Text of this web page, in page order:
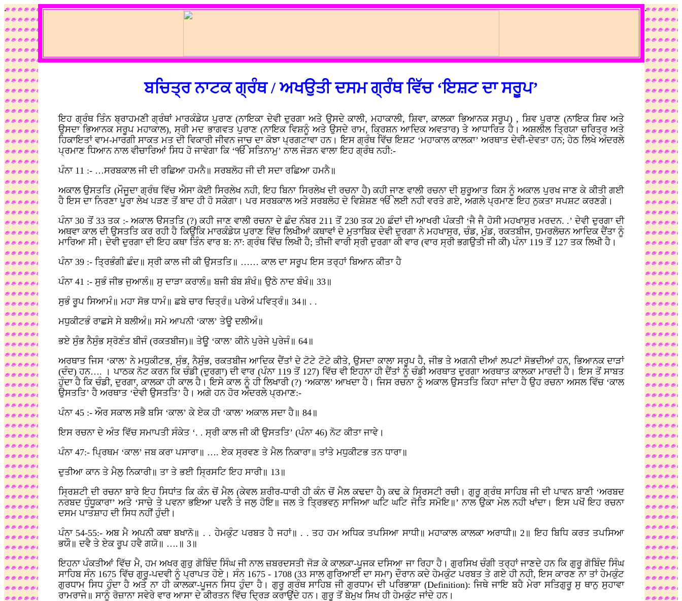
.
ਬਚਿਤ੍ਰ ਨਾਟਕ ਗ੍ਰੰਥ / ਅਖਉਤੀ ਦਸਮ ਗ੍ਰੰਥ ਵਿੱਚ ‘ਇਸ਼ਟ ਦਾ ਸਰੂਪ’
ਇਹ ਗ੍ਰੰਥ ਤਿੰਨ ਬ੍ਰਾਹਮਣੀ ਗ੍ਰੰਥਾਂ ਮਾਰਕੰਡੇਯ ਪੁਰਾਣ (ਨਾਇਕਾ ਦੇਵੀ ਦੁਰਗਾ ਅਤੇ ਉਸਦੇ ਕਾਲੀ, ਮਹਾਕਾਲੀ, ਸ਼ਿਵਾ, ਕਾਲਕਾ ਭਿਆਨਕ ਸਰੂਪ) , ਸ਼ਿਵ ਪੁਰਾਣ (ਨਾਇਕ ਸ਼ਿਵ ਅਤੇ
ਉਸਦਾ ਭਿਆਨਕ ਸਰੂਪ ਮਹਾਕਾਲ), ਸ੍ਰੀ ਮਦ ਭਾਗਵਤ ਪੁਰਾਣ (ਨਾਇਕ ਵਿਸ਼ਨੂੰ ਅਤੇ ਉਸਦੇ ਰਾਮ, ਕ੍ਰਿਸ਼ਨ ਆਦਿਕ ਅਵਤਾਰ) ਤੇ ਆਧਾਰਿਤ ਹੈ। ਅਸ਼ਲੀਲ ਤ੍ਰਿਯਾ ਚਰਿਤ੍ਰ ਅਤੇ
ਹਿਕਾਇਤਾਂ ਵਾਮ-ਮਾਰਗੀ ਸਾਕਤ ਮਤ ਦੀ ਵਿਕਾਰੀ ਜੀਵਨ ਜਾਚ ਦਾ ਕੋਝਾ ਪ੍ਰਗਟਾਵਾ ਹਨ। ਇਸ ਗ੍ਰੰਥ ਵਿੱਚ ਇਸ਼ਟ ‘ਮਹਾਕਾਲ ਕਾਲਕਾ’ ਅਰਥਾਤ ਦੇਵੀ-ਦੇਵਤਾ ਹਨ; ਹੇਠ ਲਿਖੇ ਅੰਦਰਲੇ
ਪ੍ਰਮਾਣ ਧਿਆਨ ਨਾਲ ਵੀਚਾਰਿਆਂ ਸਿਧ ਹੋ ਜਾਵੇਗਾ ਕਿ ‘ੴ ਸਤਿਨਾਮੁ’ ਨਾਲ ਜੋੜਨ ਵਾਲਾ ਇਹ ਗ੍ਰੰਥ ਨਹੀ:-
ਪੰਨਾ 11 :- …ਸਰਬਕਾਲ ਜੀ ਦੀ ਰਛਿਆ ਹਮਨੈ॥ ਸਰਬਲੋਹ ਜੀ ਦੀ ਸਦਾ ਰਛਿਆ ਹਮਨੈ॥
ਅਕਾਲ ਉਸਤਤਿ (ਮੌਜੂਦਾ ਗ੍ਰੰਥ ਵਿੱਚ ਐਸਾ ਕੋਈ ਸਿਰਲੇਖ ਨਹੀ, ਇਹ ਬਿਨਾ ਸਿਰਲੇਖ ਦੀ ਰਚਨਾ ਹੈ) ਕਹੀ ਜਾਣ ਵਾਲੀ ਰਚਨਾ ਦੀ ਸ਼ੁਰੂਆਤ ਕਿਸ ਨੂੰ ਅਕਾਲ ਪੁਰਖ ਜਾਣ ਕੇ ਕੀਤੀ ਗਈ
ਹੈ ਇਸ ਦਾ ਨਿਰਣਾ ਪੂਰਾ ਲੇਖ ਪੜਣ ਤੋਂ ਬਾਦ ਹੀ ਹੋ ਸਕੇਗਾ। ਪਰ ਸਰਬਕਾਲ ਅਤੇ ਸਰਬਲੋਹ ਦੇ ਵਿਸ਼ੇਸ਼ਣ ੴ ਲਈ ਨਹੀ ਵਰਤੇ ਗਏ, ਅਗਲੇ ਪ੍ਰਮਾਣ ਇਹ ਨੁਕਤਾ ਸਪਸ਼ਟ ਕਰਣਗੇ।
ਪੰਨਾ 30 ਤੋਂ 33 ਤਕ :- ਅਕਾਲ ੳਸਤਤਿ (?) ਕਹੀ ਜਾਣ ਵਾਲੀ ਰਚਨਾ ਦੇ ਛੰਦ ਨੰਬਰ 211 ਤੋਂ 230 ਤਕ 20 ਛੰਦਾਂ ਦੀ ਆਖਰੀ ਪੰਕਤੀ ‘ਜੈ ਜੈ ਹੋਸੀ ਮਹਖਾਸੁਰ ਮਰਦਨ. .’ ਦੇਵੀ ਦੁਰਗਾ ਦੀ
ਅਥਵਾ ਕਾਲ ਦੀ ਉਸਤਤਿ ਕਰ ਰਹੀ ਹੈ ਕਿਉਂਕਿ ਮਾਰਕੰਡੇਯ ਪੁਰਾਣ ਵਿੱਚ ਲਿਖੀਆਂ ਕਥਾਵਾਂ ਦੇ ਮੁਤਾਬਿਕ ਦੇਵੀ ਦੁਰਗਾ ਨੇ ਮਹਖਾਸੁਰ, ਚੰਡ, ਮੁੰਡ, ਰਕਤਬੀਜ, ਧੁਮਰਲੋਚਨ ਆਦਿਕ ਦੈਂਤਾ ਨੂੰ
ਮਾਰਿਆ ਸੀ। ਦੇਵੀ ਦੁਰਗਾ ਦੀ ਇਹ ਕਥਾ ਤਿੰਨ ਵਾਰ ਬ: ਨਾ: ਗ੍ਰੰਥ ਵਿੱਚ ਲਿਖੀ ਹੈ; ਤੀਜੀ ਵਾਰੀ ਸ੍ਰੀ ਦੁਰਗਾ ਕੀ ਵਾਰ (ਵਾਰ ਸ੍ਰੀ ਭਗਉਤੀ ਜੀ ਕੀ) ਪੰਨਾ 119 ਤੋਂ 127 ਤਕ ਲਿਖੀ ਹੈ।
ਪੰਨਾ 39 :- ਤ੍ਰਿਭੰਗੀ ਛੰਦ॥ ਸ੍ਰੀ ਕਾਲ ਜੀ ਕੀ ਉਸਤਤਿ॥ …… ਕਾਲ ਦਾ ਸਰੂਪ ਇਸ ਤਰ੍ਹਾਂ ਬਿਆਨ ਕੀਤਾ ਹੈ
ਪੰਨਾ 41 :- ਸੁਭੰ ਜੀਭ ਜੁਆਲੰ॥ ਸੁ ਦਾੜਾ ਕਰਾਲੰ॥ ਬਜੀ ਬੰਬ ਸ਼ੰਖੰ॥ ਉਠੇ ਨਾਦ ਬੰਖੰ॥ 33॥
ਸੁਭੰ ਰੂਪ ਸਿਆਮੰ॥ ਮਹਾ ਸੋਭ ਧਾਮੰ॥ ਛਬੇ ਚਾਰ ਚਿਤ੍ਰੰ॥ ਪਰੇਅੰ ਪਵਿਤ੍ਰੰ॥ 34॥ . .
ਮਧੁਕੀਟਭੰ ਰਾਛਸੇ ਸੇ ਬਲੀਅੰ॥ ਸਮੇ ਆਪਨੀ ‘ਕਾਲ’ ਤੇਊ ਦਲੀਅੰ॥
ਭਏ ਸੁੰਭ ਨੈਸੁੰਭ ਸ੍ਰੋਣੰਤ ਬੀਜੰ (ਰਕਤਬੀਜ)॥ ਤੇਊ ‘ਕਾਲ’ ਕੀਨੇ ਪੁਰੇਜੇ ਪੁਰੇਜੰ॥ 64॥
ਅਰਥਾਤ ਜਿਸ ‘ਕਾਲ’ ਨੇ ਮਧੁਕੀਟਭ, ਸੁੰਭ, ਨੈਸੁੰਭ, ਰਕਤਬੀਜ ਆਦਿਕ ਦੈਂਤਾਂ ਦੇ ਟੋਟੇ ਟੋਟੇ ਕੀਤੇ, ਉਸਦਾ ਕਾਲਾ ਸਰੂਪ ਹੈ, ਜੀਭ ਤੇ ਅਗਨੀ ਦੀਆਂ ਲਪਟਾਂ ਸੋਭਦੀਆਂ ਹਨ, ਭਿਆਨਕ ਦਾੜਾਂ
(ਦੰਦ) ਹਨ…. । ਪਾਠਕ ਨੋਟ ਕਰਨ ਕਿ ਚੰਡੀ (ਦੁਰਗਾ) ਦੀ ਵਾਰ (ਪੰਨਾ 119 ਤੋਂ 127) ਵਿੱਚ ਵੀ ਇਹਨਾ ਹੀ ਦੈਂਤਾਂ ਨੂੰ ਚੰਡੀ ਅਰਥਾਤ ਦੁਰਗਾ ਅਰਥਾਤ ਕਾਲਕਾ ਮਾਰਦੀ ਹੈ। ਇਸ ਤੋਂ ਸਾਬਤ
ਹੁੰਦਾ ਹੈ ਕਿ ਚੰਡੀ, ਦੁਰਗਾ, ਕਾਲਕਾ ਹੀ ਕਾਲ ਹੈ। ਇਸੇ ਕਾਲ ਨੂੰ ਹੀ ਲਿਖਾਰੀ (?) ‘ਅਕਾਲ’ ਆਖਦਾ ਹੈ। ਜਿਸ ਰਚਨਾ ਨੂੰ ਅਕਾਲ ਉਸਤਤਿ ਕਿਹਾ ਜਾਂਦਾ ਹੈ ਉਹ ਰਚਨਾ ਅਸਲ ਵਿੱਚ ‘ਕਾਲ
ਉਸਤਤਿ’ ਹੈ ਅਰਥਾਤ ‘ਦੇਵੀ ਉਸਤਤਿ’ ਹੈ। ਅਗੇ ਹਨ ਹੋਰ ਅੰਦਰਲੇ ਪ੍ਰਮਾਣ:-
ਪੰਨਾ 45 :- ਔਰ ਸਕਾਲ ਸਭੈ ਬਸਿ ‘ਕਾਲ’ ਕੇ ਏਕ ਹੀ ‘ਕਾਲ’ ਅਕਾਲ ਸਦਾ ਹੈ॥ 84॥
ਇਸ ਰਚਨਾ ਦੇ ਅੰਤ ਵਿੱਚ ਸਮਾਪਤੀ ਸੰਕੇਤ ‘. . ਸ੍ਰੀ ਕਾਲ ਜੀ ਕੀ ਉਸਤਤਿ’ (ਪੰਨਾ 46) ਨੋਟ ਕੀਤਾ ਜਾਵੇ।
ਪੰਨਾ 47:- ਪ੍ਰਿਥਮ ‘ਕਾਲ’ ਜਬ ਕਰਾ ਪਸਾਰਾ॥ …. ਏਕ ਸ੍ਰਵਣ ਤੇ ਮੈਲ ਨਿਕਾਰਾ॥ ਤਾਂਤੇ ਮਧੁਕੀਟਭ ਤਨ ਧਾਰਾ॥
ਦੁਤੀਆ ਕਾਨ ਤੇ ਮੈਲੁ ਨਿਕਾਰੀ॥ ਤਾ ਤੇ ਭਈ ਸ੍ਰਿਸਟਿ ਇਹ ਸਾਰੀ॥ 13॥
ਸ੍ਰਿਸ਼ਟੀ ਦੀ ਰਚਨਾ ਬਾਰੇ ਇਹ ਸਿਧਾਂਤ ਕਿ ਕੰਨ ਚੋਂ ਮੈਲ (ਕੇਵਲ ਸ਼ਰੀਰ-ਧਾਰੀ ਹੀ ਕੰਨ ਚੋਂ ਮੈਲ ਕਢਦਾ ਹੈ) ਕਢ ਕੇ ਸ੍ਰਿਸਟੀ ਰਚੀ। ਗੁਰੂ ਗ੍ਰੰਥ ਸਾਹਿਬ ਜੀ ਦੀ ਪਾਵਨ ਬਾਣੀ ‘ਅਰਬਦ
ਨਰਬਦ ਧੁੰਧੂਕਾਰਾ’ ਅਤੇ ‘ਸਾਚੇ ਤੇ ਪਵਨਾ ਭਇਆ ਪਵਨੈ ਤੇ ਜਲੁ ਹੋਇ॥ ਜਲ ਤੇ ਤ੍ਰਿਭਵਨੁ ਸਾਜਿਆ ਘਟਿ ਘਟਿ ਜੋਤਿ ਸਮੋਇ॥’ ਨਾਲ ਉਕਾ ਮੇਲ ਨਹੀ ਖਾਂਦਾ। ਇਸ ਪਖੋਂ ਇਹ ਰਚਨਾ
ਦਸਮ ਪਾਤਸ਼ਾਹ ਦੀ ਸਿਧ ਨਹੀਂ ਹੁੰਦੀ।
ਪੰਨਾ 54-55:- ਅਬ ਮੈ ਅਪਨੀ ਕਥਾ ਬਖਾਨੋ॥ . . ਹੇਮਕੁੰਟ ਪਰਬਤ ਹੈ ਜਹਾਂ॥ . . ਤਹ ਹਮ ਅਧਿਕ ਤਪਸਿਆ ਸਾਧੀ॥ ਮਹਾਕਾਲ ਕਾਲਕਾ ਅਰਾਧੀ॥ 2॥ ਇਹ ਬਿਧਿ ਕਰਤ ਤਪਸਿਆ
ਭਯੌ॥ ਦਵੈ ਤੇ ਏਕ ਰੂਪ ਹਵੈ ਗਯੋ॥ ….॥ 3॥
ਇਹਨਾ ਪੰਕਤੀਆਂ ਵਿੱਚ ਮੈ, ਹਮ ਅਖਰ ਗੁਰੁ ਗੋਬਿੰਦ ਸਿੰਘ ਜੀ ਨਾਲ ਜ਼ਬਰਦਸਤੀ ਜੋੜ ਕੇ ਕਾਲਕਾ-ਪੂਜਕ ਦਸਿਆ ਜਾ ਰਿਹਾ ਹੈ। ਗੁਰਸਿਖ ਚੰਗੀ ਤਰ੍ਹਾਂ ਜਾਣਦੇ ਹਨ ਕਿ ਗੁਰੂ ਗੋਬਿੰਦ ਸਿੰਘ
ਸਾਹਿਬ ਸੰਨ 1675 ਵਿੱਚ ਗੁਰੂ-ਪਦਵੀ ਨੂੰ ਪ੍ਰਾਪਤ ਹੋਏ। ਸੰਨ 1675 - 1708 (33 ਸਾਲ ਗੁਰਿਆਈ ਦਾ ਸਮਾ) ਦੌਰਾਨ ਕਦੇ ਹੇਮਕੁੰਟ ਪਰਬਤ ਤੇ ਗਏ ਹੀ ਨਹੀ, ਇਸ ਕਾਰਣ ਨਾ ਤਾਂ ਹੇਮਕੁੰਟ
ਗੁਰਧਾਮ ਸਿਧ ਹੁੰਦਾ ਹੈ ਅਤੇ ਨਾ ਹੀ ਕਾਲਕਾ-ਪੂਜਨ ਸਿਧ ਹੁੰਦਾ ਹੈ। ਗੁਰੂ ਗ੍ਰੰਥ ਸਾਹਿਬ ਜੀ ਗੁਰਧਾਮ ਦੀ ਪਰਿਭਾਸ਼ਾ (Definition): ਜਿਥੇ ਜਾਇ ਬਹੈ ਮੇਰਾ ਸਤਿਗੁਰੂ ਸੁ ਥਾਨੁ ਸੁਹਾਵਾ
ਰਾਮਰਾਜੇ॥ ਸਾਨੂੰ ਰੋਜ਼ਾਨਾ ਸਵੇਰੇ ਵਾਰ ਆਸਾ ਦੇ ਕੀਰਤਨ ਵਿੱਚ ਦ੍ਰਿੜ ਕਰਾਉਂਦੇ ਹਨ। ਗੁਰੂ ਤੋਂ ਬੇਮੁਖ ਸਿਖ ਹੀ ਹੇਮਕੁੰਟ ਜਾਂਦੇ ਹਨ।
.